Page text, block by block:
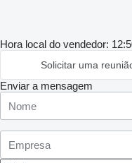
Hora local do vendedor:
Solicitar uma
Enviar a mensagem